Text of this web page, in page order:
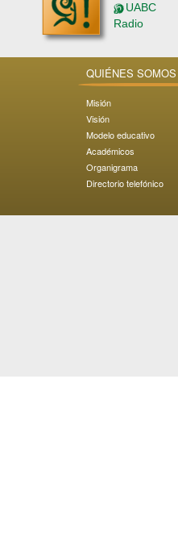
UABC
Radio
QUIÉNES SOMOS
Misión
Visión
Modelo educativo
Académicos
Organigrama
Directorio telefónico